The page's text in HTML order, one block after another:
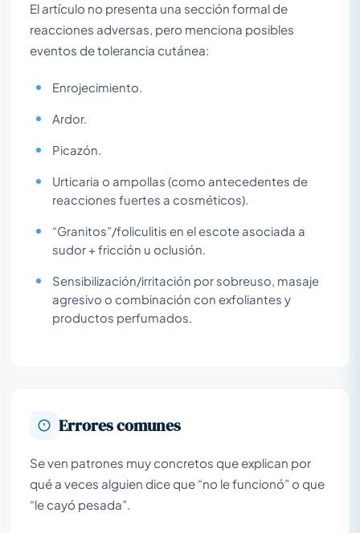
El artículo no presenta una sección formal de
reacciones adversas, pero menciona posibles
eventos de tolerancia cutánea:
Enrojecimiento.
Ardor.
Picazón.
Urticaria o ampollas (como antecedentes de
reacciones fuertes a cosméticos).
“Granitos”/foliculitis en el escote asociada a
sudor + fricción u oclusión.
Sensibilización/irritación por sobreuso, masaje
agresivo o combinación con exfoliantes y
productos perfumados.
Errores comunes
Se ven patrones muy concretos que explican por
qué a veces alguien dice que “no le funcionó” o que
“le cayó pesada”.